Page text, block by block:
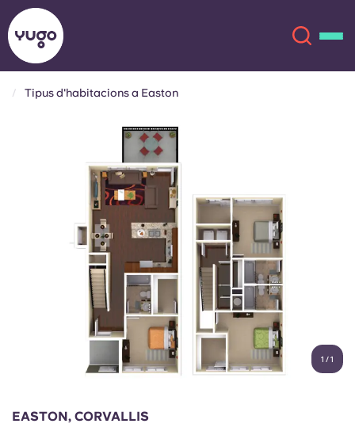
Ubicacions
Compte Llengua
English (GB)
Selecciona un país
Reserva ara
English (GB)
English (US)
Chinese Español
Català Deutsch
Italian French
Portuguese
Tipus d'habitacions a Easton
1 /1
EASTON, CORVALLIS